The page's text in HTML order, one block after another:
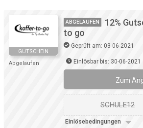
GUTSCHEIN
Abgelaufen
ABGELAUFEN
12%
to go
Geprüft am: 03-06-2021
Einlösbar bis: 30-06-2021
Zum
SCHULE12
Einlösebedingungen